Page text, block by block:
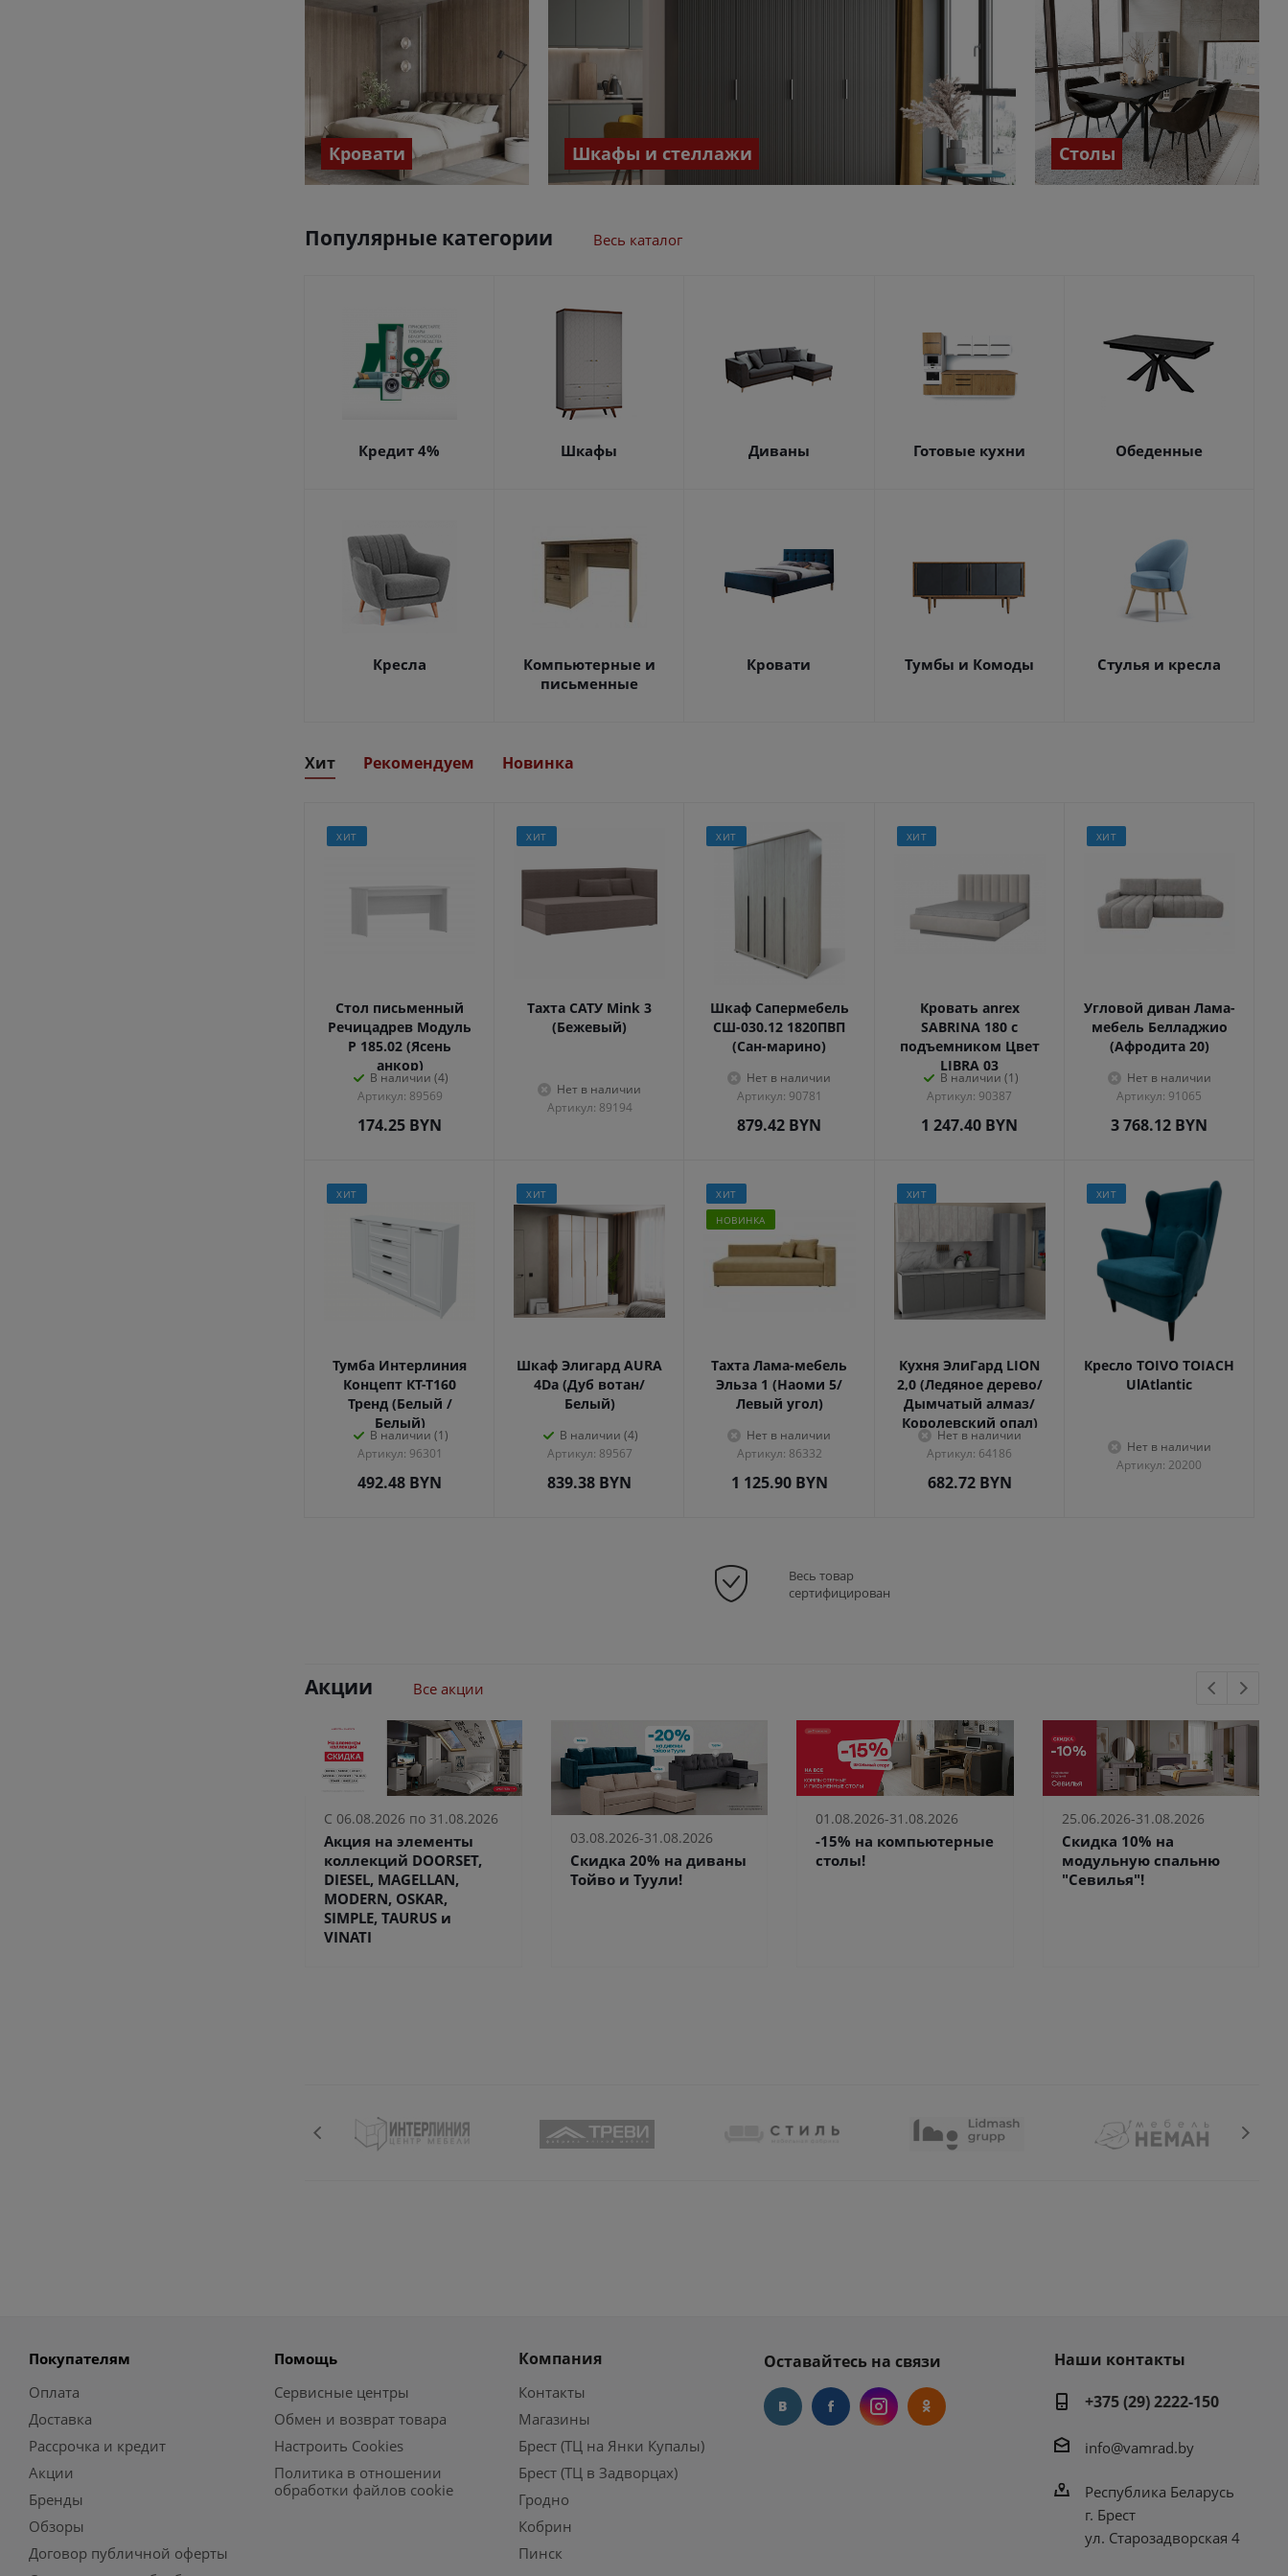
Кровати Шкафы и стеллажи Столы
Популярные категории Весь каталог
Кредит 4% Шкафы Диваны Готовые кухни Обеденные
Кресла
Компьютерные и
письменные
Кровати Тумбы и Комоды Стулья и кресла
Хит Рекомендуем Новинка
ХИТ
Стол письменный
Речицадрев Модуль
Р 185.02 (Ясень
анкор)
В наличии (4)
Артикул: 89569
174.25 BYN
ХИТ
Тахта САТУ Mink 3
(Бежевый)
Нет в наличии
Артикул: 89194
ХИТ
Шкаф Сапермебель
СШ-030.12 1820ПВП
(Сан-марино)
Нет в наличии
Артикул: 90781
879.42 BYN
ХИТ
Кровать anrex
SABRINA 180 с
подъемником Цвет
LIBRA 03
В наличии (1)
Артикул: 90387
1 247.40 BYN
ХИТ
Угловой диван Лама-
мебель Белладжио
(Афродита 20)
Нет в наличии
Артикул: 91065
3 768.12 BYN
ХИТ
Тумба Интерлиния
Концепт КТ-Т160
Тренд (Белый /
Белый)
В наличии (1)
Артикул: 96301
492.48 BYN
ХИТ
Шкаф Элигард AURA
4Dа (Дуб вотан/
Белый)
В наличии (4)
Артикул: 89567
839.38 BYN
ХИТ
НОВИНКА
Тахта Лама-мебель
Эльза 1 (Наоми 5/
Левый угол)
Нет в наличии
Артикул: 86332
1 125.90BYN
ХИТ
Кухня ЭлиГард LION
2,0 (Ледяное дерево/
Дымчатый алмаз/
Королевский опал)
Нет в наличии
Артикул: 64186
682.72BYN
ХИТ
Кресло TOIVO TOIACH
UlAtlantic
Нет в наличии
Артикул: 20200
Весь товар
сертифицирован
Акции Все акции
С 06.08.2026 по 31.08.2026
Акция на элементы
коллекций DOORSET,
DIESEL, MAGELLAN,
MODERN, OSKAR,
SIMPLE, TAURUS и
VINATI
03.08.2026-31.08.2026
Скидка 20% на диваны
Тойво и Туули!
01.08.2026-31.08.2026
-15% на компьютерные
столы!
25.06.2026-31.08.2026
Скидка 10% на
модульную спальню
"Севилья"!
Покупателям
Оплата
Доставка
Рассрочка и кредит
Акции
Бренды
Обзоры
Договор публичной оферты
Помощь
Сервисные центры
Обмен и возврат товара
Настроить Cookies
Политика в отношении
обработки файлов cookie
Компания
Контакты
Магазины
Брест (ТЦ на Янки Купалы)
Брест (ТЦ в Задворцах)
Гродно
Кобрин
Пинск
Оставайтесь на связи
Наши контакты
+375 (29) 2222-150
info@vamrad.by
Республика Беларусь
г. Брест
ул. Старозадворская 4